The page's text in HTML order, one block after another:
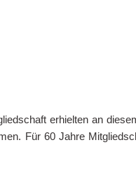
erhielten an
Für 60 Jahre